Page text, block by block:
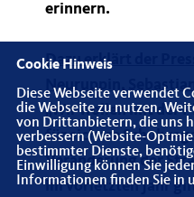
erinnern.
Dazu erklärt der
Neuruppin,
Wir wollen mit der
für sichere
Veränderung der
im vorletzten Jahr
Cookie Hinweis
Diese Webseite verwendet
die Webseite zu nutzen.
von Drittanbietern, die uns
verbessern (Website-
bestimmter Dienste,
Einwilligung können Sie
Informationen finden Sie in